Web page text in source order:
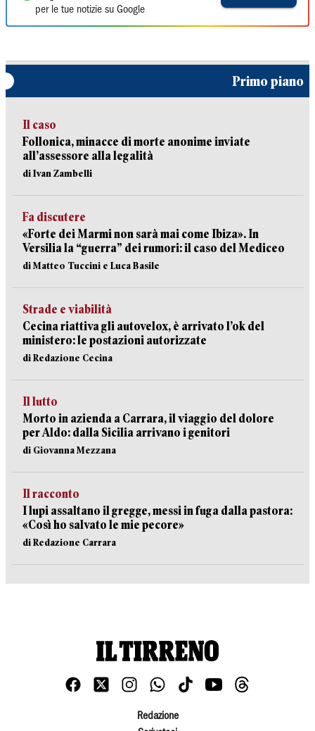
per le tue notizie su Google
Primo piano
Il caso
Follonica, minacce di morte anonime inviate
all’assessore alla legalità
di Ivan Zambelli
Fa discutere
«Forte dei Marmi non sarà mai come Ibiza». In
Versilia la “guerra” dei rumori: il caso del Mediceo
di Matteo Tuccini e Luca Basile
Strade e viabilità
Cecina riattiva gli autovelox, è arrivato l’ok del
ministero: le postazioni autorizzate
di Redazione Cecina
Il lutto
Morto in azienda a Carrara, il viaggio del dolore
per Aldo: dalla Sicilia arrivano i genitori
di Giovanna Mezzana
Il racconto
I lupi assaltano il gregge, messi in fuga dalla pastora:
«Così ho salvato le mie pecore»
di Redazione Carrara
Redazione